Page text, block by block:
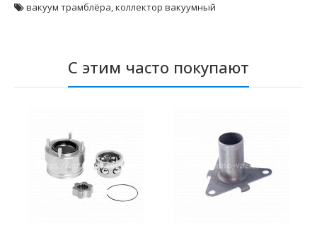
вакуум трамблёра,коллектор вакуумный
С этим часто покупают